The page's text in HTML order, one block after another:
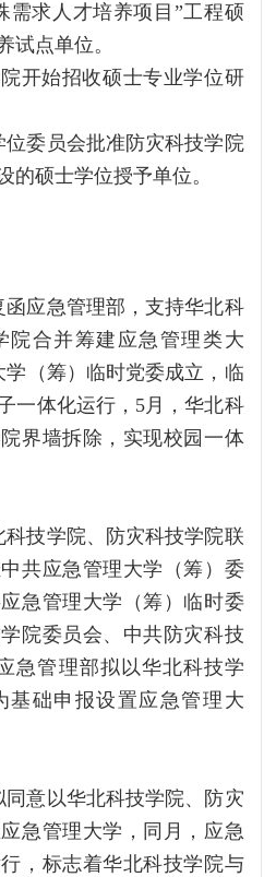
需求人才培养项目”工程硕
试点单位。
开始招收硕士专业学位研
位委员会批准防灾科技学院
的硕士学位授予单位。
函应急管理部，支持华北科
院合并筹建应急管理类大
（筹）临时党委成立，临
一体化运行，5月，华北科
界墙拆除，实现校园一体
科技学院、防灾科技学院联
共应急管理大学（筹）委
急管理大学（筹）临时委
院委员会、中共防灾科技
急管理部拟以华北科技学
基础申报设置应急管理大
同意以华北科技学院、防灾
急管理大学，同月，应急
，标志着华北科技学院与